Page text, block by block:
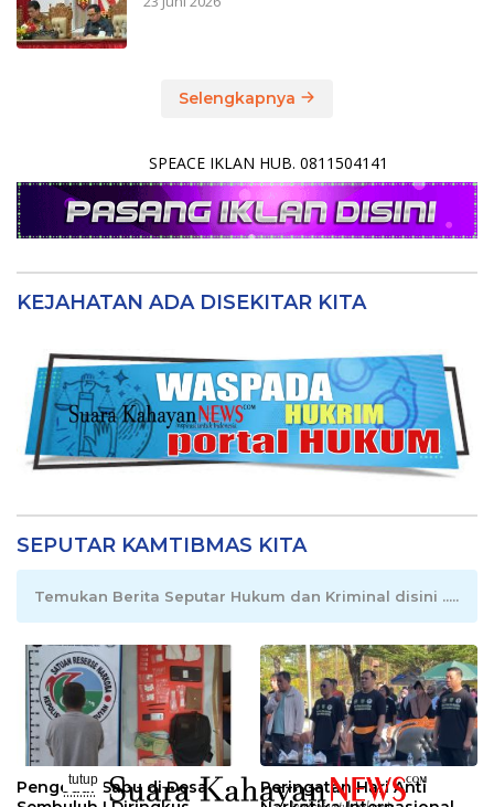
Selengkapnya
SPEACE IKLAN HUB. 0811504141
KEJAHATAN ADA DISEKITAR KITA
SEPUTAR KAMTIBMAS KITA
Temukan Berita Seputar Hukum dan Kriminal disini .....
Pengedar Sabu di Desa
Peringatan Hari Anti
tutup
..........